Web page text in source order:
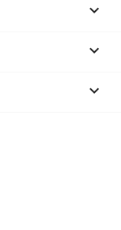


keyboard_arrow_down